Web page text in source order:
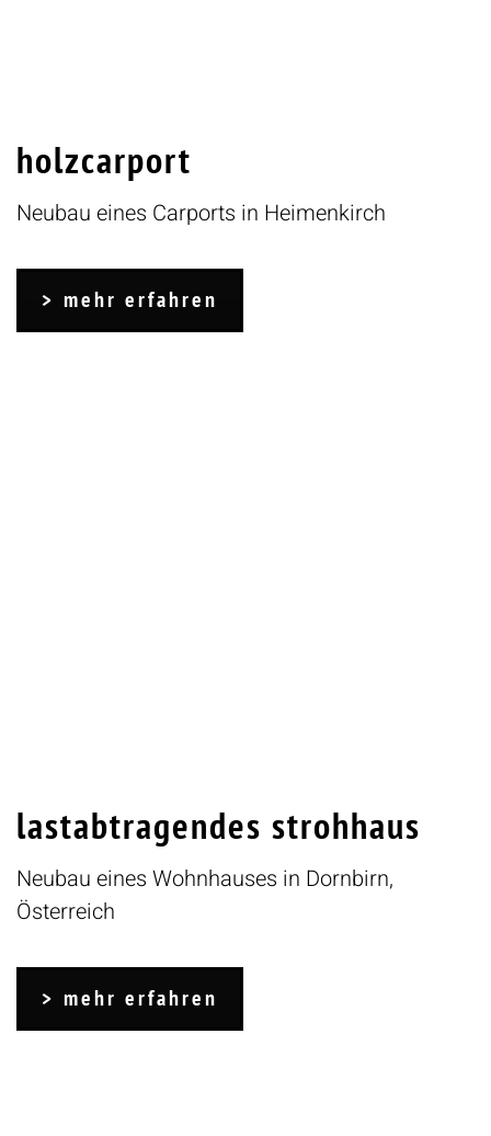
holzcarport
Neubau eines Carports in Heimenkirch
mehr erfahren
lastabtragendes strohhaus
Neubau eines Wohnhauses in Dornbirn,
Österreich
mehr erfahren